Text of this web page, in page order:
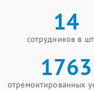
14
сотрудников в
1763
отремонтированных